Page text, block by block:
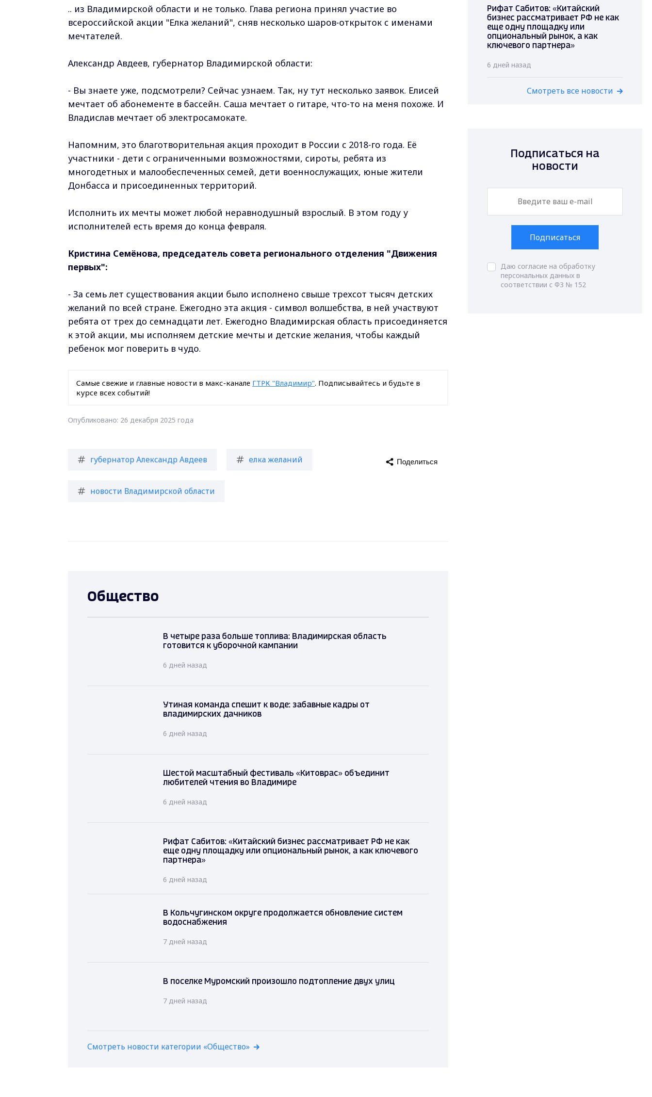
.. из Владимирской области и не только. Глава региона принял участие во
всероссийской акции "Елка желаний", сняв несколько шаров-открыток с именами
мечтателей.
Александр Авдеев, губернатор Владимирской области:
- Вы знаете уже, подсмотрели? Сейчас узнаем. Так, ну тут несколько заявок. Елисей
мечтает об абонементе в бассейн. Саша мечтает о гитаре, что-то на меня похоже. И
Владислав мечтает об электросамокате.
Напомним, это благотворительная акция проходит в России с 2018-го года. Её
участники - дети с ограниченными возможностями, сироты, ребята из
многодетных и малообеспеченных семей, дети военнослужащих, юные жители
Донбасса и присоединенных территорий.
Исполнить их мечты может любой неравнодушный взрослый. В этом году у
исполнителей есть время до конца февраля.
Кристина Семёнова, председатель совета регионального отделения "Движения
первых":
- За семь лет существования акции было исполнено свыше трехсот тысяч детских
желаний по всей стране. Ежегодно эта акция - символ волшебства, в ней участвуют
ребята от трех до семнадцати лет. Ежегодно Владимирская область присоединяется
к этой акции, мы исполняем детские мечты и детские желания, чтобы каждый
ребенок мог поверить в чудо.
Самые свежие и главные новости в макс-канале ГТРК "Владимир". Подписывайтесь и будьте в
курсе всех событий!
Опубликовано: 26 декабря 2025 года
губернатор Александр Авдеев елка желаний
новости Владимирской области
Поделиться
Общество
В четыре раза больше топлива: Владимирская область
готовится к уборочной кампании
6 дней назад
Утиная команда спешит к воде: забавные кадры от
владимирских дачников
6 дней назад
Шестой масштабный фестиваль «Китоврас» объединит
любителей чтения во Владимире
6 дней назад
Рифат Сабитов: «Китайский бизнес рассматривает РФ не как
еще одну площадку или опциональный рынок, а как ключевого
партнера»
6 дней назад
В Кольчугинском округе продолжается обновление систем
водоснабжения
7 дней назад
В поселке Муромский произошло подтопление двух улиц
7 дней назад
Смотреть новости категории «Общество»
Рифат Сабитов: «Китайский
бизнес рассматривает РФ не как
еще одну площадку или
опциональный рынок, а как
ключевого партнера»
6 дней назад
Смотреть все новости
Подписаться на
новости
Подписаться
Даю согласие на обработку
персональных данных в
соответствии с ФЗ № 152